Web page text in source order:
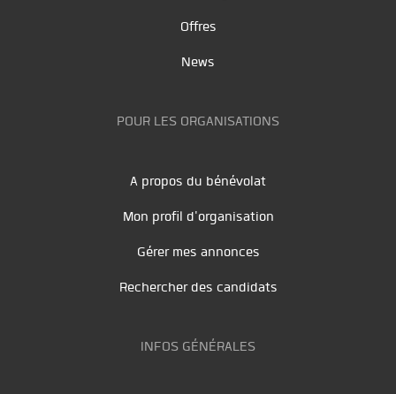
Offres
News
POUR LES ORGANISATIONS
A propos du bénévolat
Mon profil d'organisation
Gérer mes annonces
Rechercher des candidats
INFOS GÉNÉRALES